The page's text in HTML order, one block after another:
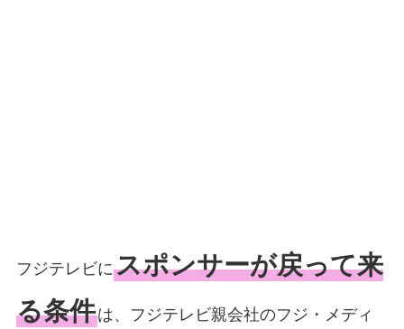
フジテレビにスポンサーが戻って来
る条件は、フジテレビ親会社のフジ・メディ